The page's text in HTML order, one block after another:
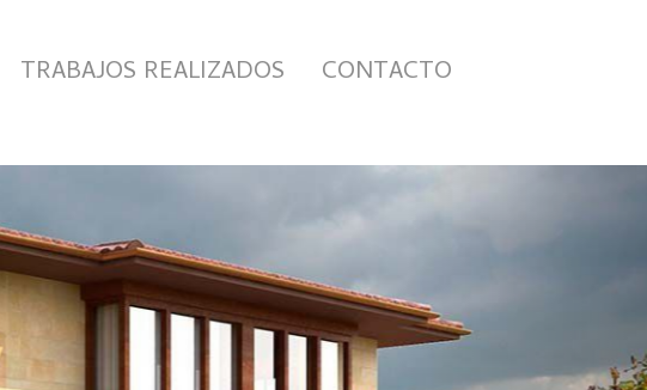
TRABAJOS REALIZADOS CONTACTO